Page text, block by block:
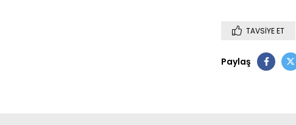
TAVSIYE ET
Paylaş